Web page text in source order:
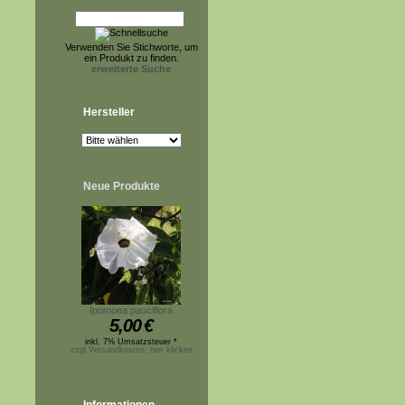
Verwenden Sie Stichworte, um
ein Produkt zu finden.
erweiterte Suche
Hersteller
Neue Produkte
Ipomoea pauciflora
5,00€
inkl. 7% Umsatzsteuer *
zzgl.Versandkosten, hier klicken